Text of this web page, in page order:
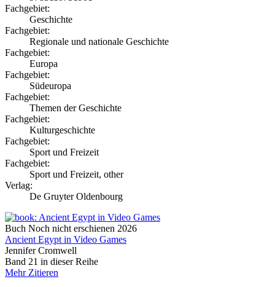
Fachgebiet:
Geschichte
Fachgebiet:
Regionale und nationale Geschichte
Fachgebiet:
Europa
Fachgebiet:
Südeuropa
Fachgebiet:
Themen der Geschichte
Fachgebiet:
Kulturgeschichte
Fachgebiet:
Sport und Freizeit
Fachgebiet:
Sport und Freizeit, other
Verlag:
De Gruyter Oldenbourg
Buch Noch nicht erschienen 2026
Ancient Egypt in Video Games
Jennifer Cromwell
Band 21 in dieser Reihe
Mehr Zitieren